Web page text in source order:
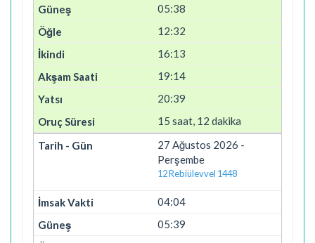
05:38
12:32
16:13
19:14
20:39
15 saat, 12 dakika
27 Ağustos 2026 -
Perşembe
12 Rebiülevvel 1448
04:04
05:39